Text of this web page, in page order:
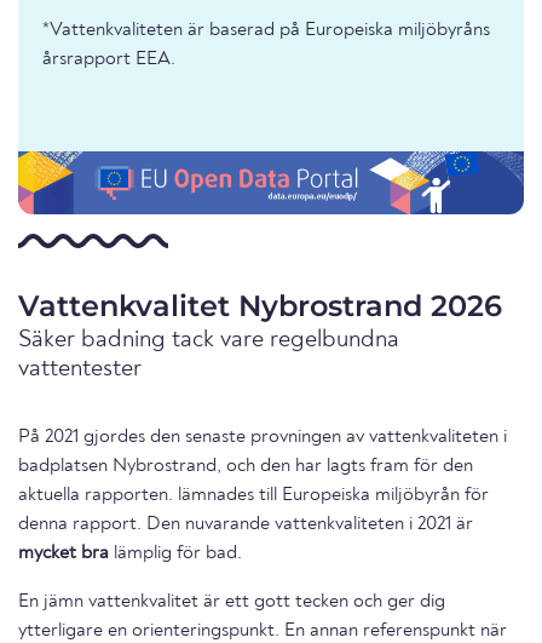
*Vattenkvaliteten är baserad på Europeiska miljöbyråns
årsrapport EEA.
Vattenkvalitet Nybrostrand 2026
Säker badning tack vare regelbundna
vattentester
På 2021 gjordes den senaste provningen av vattenkvaliteten i
badplatsen Nybrostrand, och den har lagts fram för den
aktuella rapporten. lämnades till Europeiska miljöbyrån för
denna rapport. Den nuvarande vattenkvaliteten i 2021 är
mycket bra lämplig för bad.
En jämn vattenkvalitet är ett gott tecken och ger dig
ytterligare en orienteringspunkt. En annan referenspunkt när